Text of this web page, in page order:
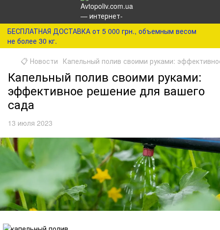
БЕСПЛАТНАЯ ДОСТАВКА от 5 000 грн., объемным весом
не более 30 кг.
📋 Новости Капельный полив своими руками:
Капельный полив своими руками:
эффективное решение для вашего
сада
13 июля 2023